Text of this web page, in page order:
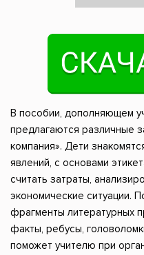
В пособии, дополняющем
предлагаются различные
компания». Дети
явлений, с основами
считать затраты,
экономические ситуации.
фрагменты литературных
факты, ребусы,
поможет учителю при